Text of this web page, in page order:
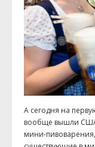
А сегодня на
вообще вышли
мини-пивоварения,